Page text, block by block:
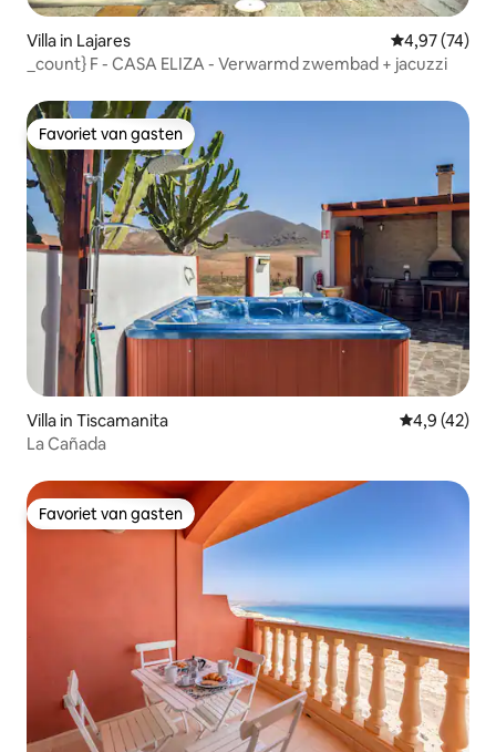
Villa in Lajares Gemiddelde
4,97 (74)
_count} F - CASA ELIZA - Verwarmd zwembad + jacuzzi
Favoriet van gasten
Favoriet van gasten
Villa in Tiscamanita
4,9 (42)
La Cañada
Favoriet van gasten
Favoriet van gasten